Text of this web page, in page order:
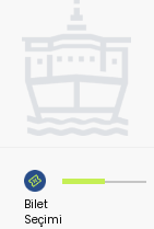
Bilet
Seçimi